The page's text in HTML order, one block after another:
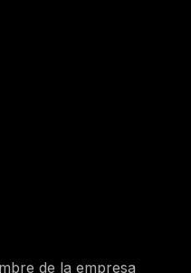
de la empresa